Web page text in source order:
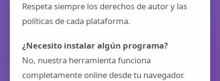
Respeta siempre los derechos de autor y las
políticas de cada plataforma.
¿Necesito instalar algún programa?
No, nuestra herramienta funciona
completamente online desde tu navegador.